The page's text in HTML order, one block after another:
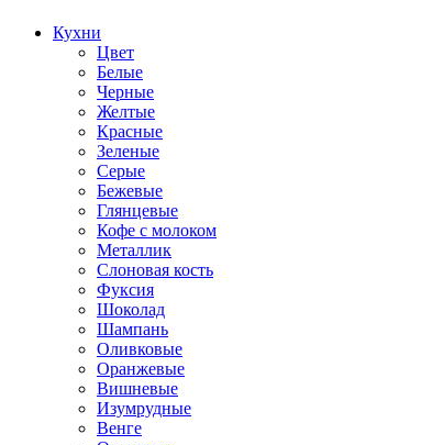
Кухни
Цвет
Белые
Черные
Желтые
Красные
Зеленые
Серые
Бежевые
Глянцевые
Кофе с молоком
Металлик
Слоновая кость
Фуксия
Шоколад
Шампань
Оливковые
Оранжевые
Вишневые
Изумрудные
Венге